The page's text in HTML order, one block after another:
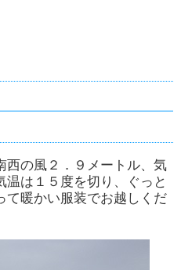
西の風２．９メートル、気
は１５度を切り、ぐっと
て暖かい服装でお越しくだ